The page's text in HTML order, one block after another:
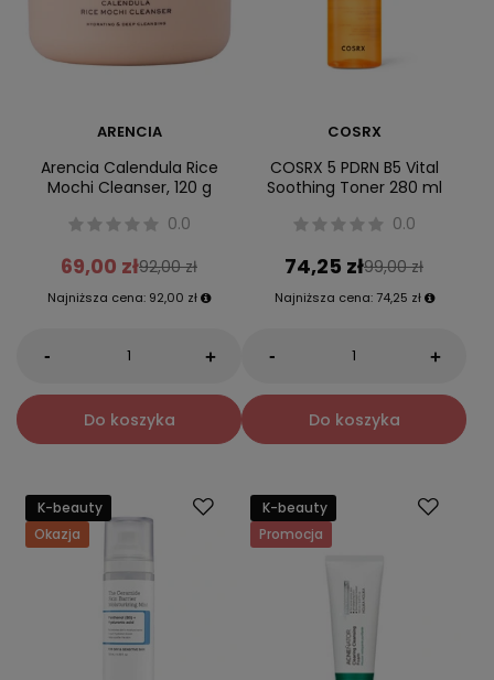
ARENCIA
Arencia Calendula Rice
Mochi Cleanser, 120 g
0.0
69,00 zł92,00 zł
Najniższa cena: 92,00 zł
- +
Do koszyka
COSRX
COSRX 5 PDRN B5 Vital
Soothing Toner 280 ml
0.0
74,25 zł99,00 zł
Najniższa cena: 74,25 zł
- +
Do koszyka
K-beauty
Okazja
K-beauty
Promocja